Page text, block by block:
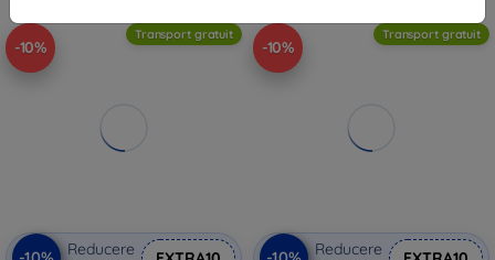
-10%
Transport gratuit
Reducere
-10%
Transport gratuit
Reducere